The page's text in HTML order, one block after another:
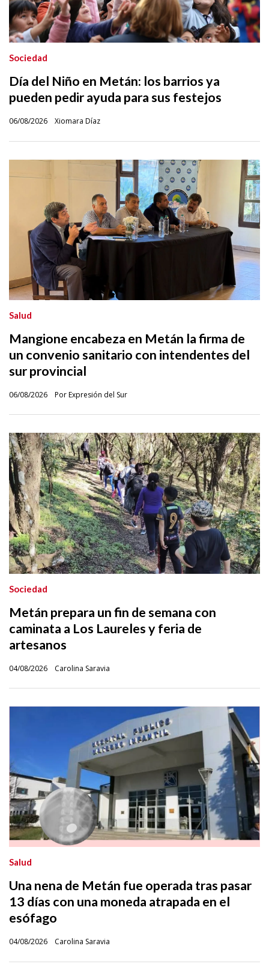
Día del Niño en Metán: los barrios ya
pueden pedir ayuda para sus festejos
Xiomara Díaz
Sociedad
06/08/2026
Mangione encabeza en Metán la firma de
un convenio sanitario con intendentes del
sur provincial
Por Expresión del Sur
Salud
06/08/2026
Metán prepara un fin de semana con
caminata a Los Laureles y feria de
artesanos
Carolina Saravia
Sociedad
04/08/2026
Una nena de Metán fue operada tras pasar
13 días con una moneda atrapada en el
esófago
Carolina Saravia
Salud
04/08/2026